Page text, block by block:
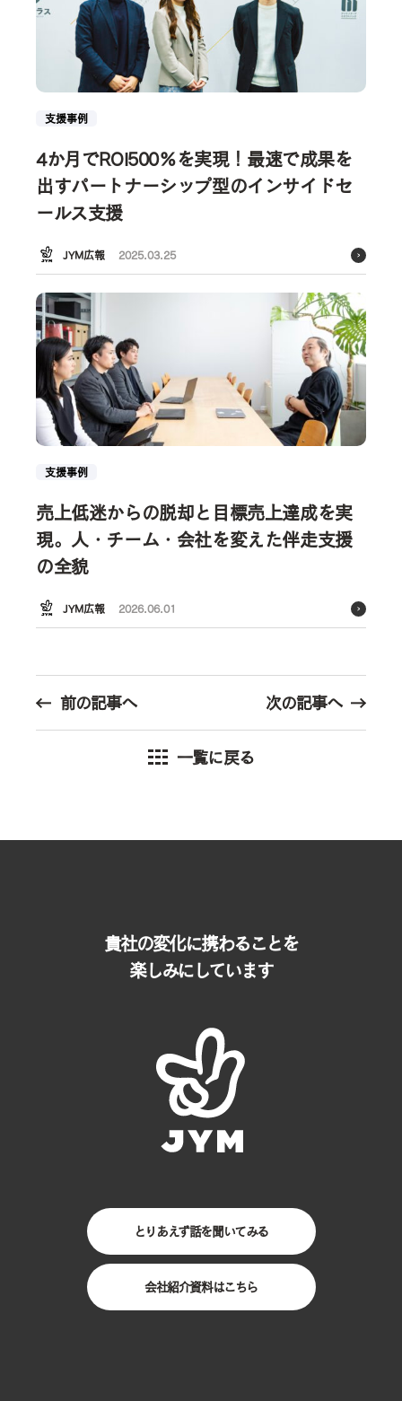
支援事例
4か月でROI500%を実現！最速で成果を
出すパートナーシップ型のインサイドセ
ールス支援
JYM広報 2025.03.25
支援事例
売上低迷からの脱却と目標売上達成を実
現。人・チーム・会社を変えた伴走支援
の全貌
JYM広報 2026.06.01
前の記事へ 次の記事へ
一覧に戻る
貴社の変化に携わることを
楽しみにしています
とりあえず話を聞いてみる
会社紹介資料はこちら